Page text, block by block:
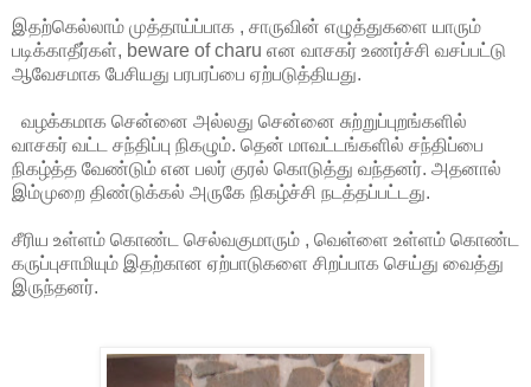
இதற்கெல்லாம் முத்தாய்ப்பாக , சாருவின் எழுத்துகளை யாரும்
படிக்காதீர்கள், beware of charu என வாசகர் உணர்ச்சி வசப்பட்டு
ஆவேசமாக பேசியது பரபரப்பை ஏற்படுத்தியது.
வழக்கமாக சென்னை அல்லது சென்னை சுற்றுப்புறங்களில்
வாசகர் வட்ட சந்திப்பு நிகழும். தென் மாவட்டங்களில் சந்திப்பை
நிகழ்த்த வேண்டும் என பலர் குரல் கொடுத்து வந்தனர். அதனால்
இம்முறை திண்டுக்கல் அருகே நிகழ்ச்சி நடத்தப்பட்டது.
சீரிய உள்ளம் கொண்ட செல்வகுமாரும் , வெள்ளை உள்ளம் கொண்ட
கருப்புசாமியும் இதற்கான ஏற்பாடுகளை சிறப்பாக செய்து வைத்து
இருந்தனர்.